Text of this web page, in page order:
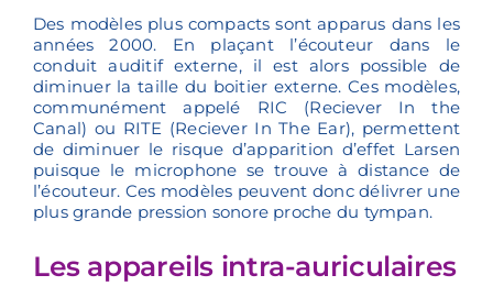
Des modèles plus compacts sont apparus dans les
années 2000. En plaçant l’écouteur dans le
conduit auditif externe, il est alors possible de
diminuer la taille du boitier externe. Ces modèles,
communément appelé RIC (Reciever In the
Canal) ou RITE (Reciever In The Ear), permettent
de diminuer le risque d’apparition d’effet Larsen
puisque le microphone se trouve à distance de
l’écouteur. Ces modèles peuvent donc délivrer une
plus grande pression sonore proche du tympan.
Les appareils intra-auriculaires